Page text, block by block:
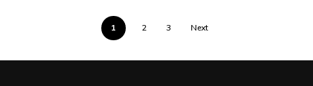
1 2 3 Next